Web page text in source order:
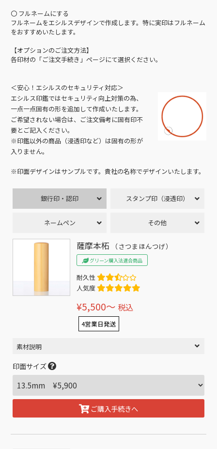
〇 フルネームにする
フルネームをエシルスデザインで作成します。特に実印はフルネーム
をおすすめいたします。
【オプションのご注文方法】
各印材の「ご注文手続き」ページにて選択ください。
＜安心！エシルスのセキュリティ対応＞
エシルス印鑑ではセキュリティ向上対策の為、
一点一点固有の形を追加して作成いたします。
ご希望されない場合は、ご注文備考に固有印不
要とご記入ください。
※印鑑以外の商品（浸透印など）は固有の形が
入りません。
※印面デザインはサンプルです。貴社の名称でデザインいたします。
銀行印・認印 スタンプ印（浸透印）
ネームペン その他
薩摩本柘 （さつまほんつげ）
グリーン購入法適合商品
耐久性
人気度
¥5,500〜 税込
4営業日発送
素材説明
印面サイズ
ご購入手続きへ